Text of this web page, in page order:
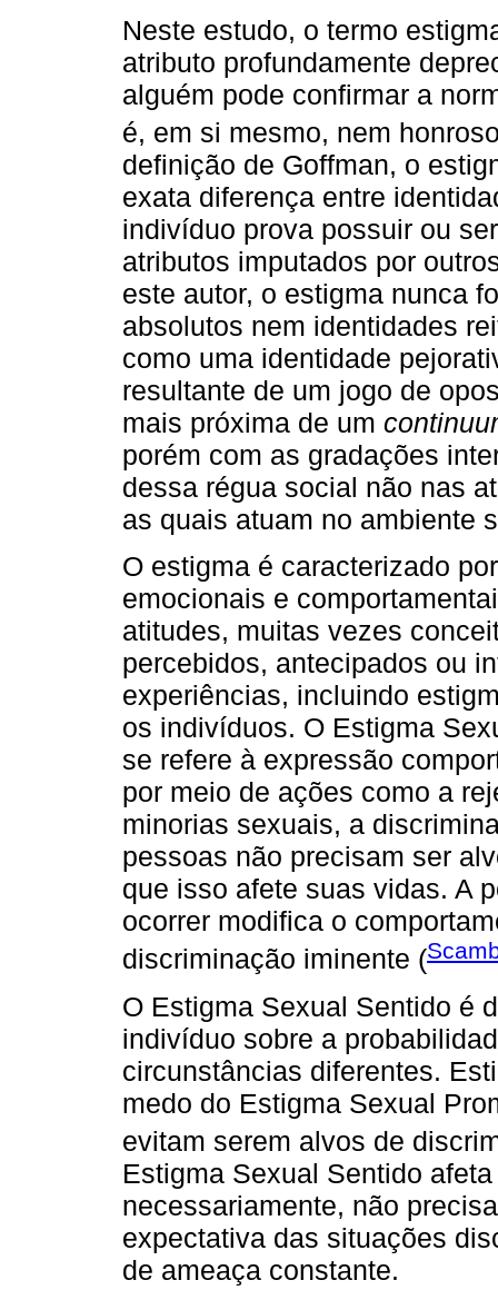
Neste estudo, o termo
atributo profundamente
alguém pode confirmar a
é, em si mesmo, nem
definição de Goffman, o
exata diferença entre
indivíduo prova possuir ou
atributos imputados por
este autor, o estigma nunca
absolutos nem identidades
como uma identidade
resultante de um jogo de
mais próxima de um
porém com as gradações
dessa régua social não nas
as quais atuam no ambiente
O estigma é caracterizado
emocionais e
atitudes, muitas vezes
percebidos, antecipados ou
experiências, incluindo
os indivíduos. O Estigma
se refere à expressão
por meio de ações como a
minorias sexuais, a
pessoas não precisam ser
que isso afete suas vidas. A
ocorrer modifica o
discriminação iminente (
O Estigma Sexual Sentido é
indivíduo sobre a
circunstâncias diferentes.
medo do Estigma Sexual
evitam serem alvos de
Estigma Sexual Sentido
necessariamente, não
expectativa das situações
de ameaça constante.